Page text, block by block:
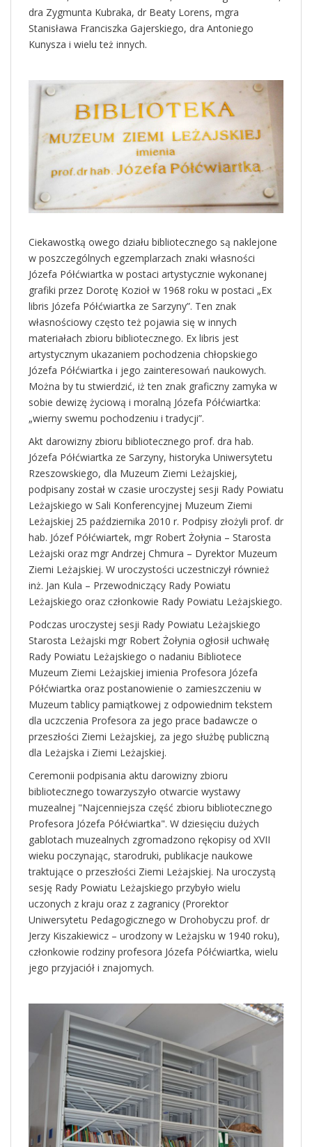
dra Zygmunta Kubraka, dr Beaty Lorens, mgra
Stanisława Franciszka Gajerskiego, dra Antoniego
Kunysza i wielu też innych.
Ciekawostką owego działu bibliotecznego są naklejone
w poszczególnych egzemplarzach znaki własności
Józefa Półćwiartka w postaci artystycznie wykonanej
grafiki przez Dorotę Kozioł w 1968 roku w postaci „Ex
libris Józefa Półćwiartka ze Sarzyny”. Ten znak
własnościowy często też pojawia się w innych
materiałach zbioru bibliotecznego. Ex libris jest
artystycznym ukazaniem pochodzenia chłopskiego
Józefa Półćwiartka i jego zainteresowań naukowych.
Można by tu stwierdzić, iż ten znak graficzny zamyka w
sobie dewizę życiową i moralną Józefa Półćwiartka:
„wierny swemu pochodzeniu i tradycji”.
Akt darowizny zbioru bibliotecznego prof. dra hab.
Józefa Półćwiartka ze Sarzyny, historyka Uniwersytetu
Rzeszowskiego, dla Muzeum Ziemi Leżajskiej,
podpisany został w czasie uroczystej sesji Rady Powiatu
Leżajskiego w Sali Konferencyjnej Muzeum Ziemi
Leżajskiej 25 października 2010 r. Podpisy złożyli prof. dr
hab. Józef Półćwiartek, mgr Robert Żołynia – Starosta
Leżajski oraz mgr Andrzej Chmura – Dyrektor Muzeum
Ziemi Leżajskiej. W uroczystości uczestniczył również
inż. Jan Kula – Przewodniczący Rady Powiatu
Leżajskiego oraz członkowie Rady Powiatu Leżajskiego.
Podczas uroczystej sesji Rady Powiatu Leżajskiego
Starosta Leżajski mgr Robert Żołynia ogłosił uchwałę
Rady Powiatu Leżajskiego o nadaniu Bibliotece
Muzeum Ziemi Leżajskiej imienia Profesora Józefa
Półćwiartka oraz postanowienie o zamieszczeniu w
Muzeum tablicy pamiątkowej z odpowiednim tekstem
dla uczczenia Profesora za jego prace badawcze o
przeszłości Ziemi Leżajskiej, za jego służbę publiczną
dla Leżajska i Ziemi Leżajskiej.
Ceremonii podpisania aktu darowizny zbioru
bibliotecznego towarzyszyło otwarcie wystawy
muzealnej "Najcenniejsza część zbioru bibliotecznego
Profesora Józefa Półćwiartka". W dziesięciu dużych
gablotach muzealnych zgromadzono rękopisy od XVII
wieku poczynając, starodruki, publikacje naukowe
traktujące o przeszłości Ziemi Leżajskiej. Na uroczystą
sesję Rady Powiatu Leżajskiego przybyło wielu
uczonych z kraju oraz z zagranicy (Prorektor
Uniwersytetu Pedagogicznego w Drohobyczu prof. dr
Jerzy Kiszakiewicz – urodzony w Leżajsku w 1940 roku),
członkowie rodziny profesora Józefa Półćwiartka, wielu
jego przyjaciół i znajomych.